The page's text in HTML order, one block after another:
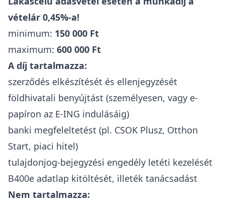
vételár 0,45%-a!
minimum: 150 000 Ft
maximum: 600 000 Ft
A díj tartalmazza:
szerződés elkészítését és ellenjegyzését
földhivatali benyújtást (személyesen, vagy e-
papíron az E-ING indulásáig)
banki megfeleltetést (pl. CSOK Plusz, Otthon
Start, piaci hitel)
tulajdonjog-bejegyzési engedély letéti kezelését
B400e adatlap kitöltését, illeték tanácsadást
Nem tartalmazza: